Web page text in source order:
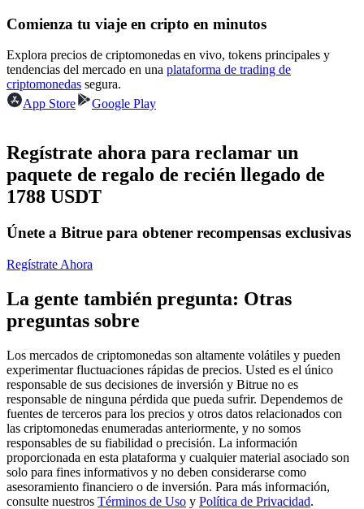
Futuros del USDC
Futuros que utilizan USDC como garantía
Copiar Trading
Únete a los mejores traders
Conviértete en un Trader de Copia
Disfruta del reparto de beneficios y comisiones de copy trading
Comienza tu viaje en cripto en minutos
Explora precios de criptomonedas en vivo, tokens principales y
tendencias del mercado en una plataforma de trading de
criptomonedas segura.
App Store
Google Play
Regístrate ahora para reclamar un
paquete de regalo de recién llegado de
1788 USDT
Únete a Bitrue para obtener recompensas exclusivas
Regístrate Ahora
La gente también pregunta: Otras
preguntas sobre
Los mercados de criptomonedas son altamente volátiles y pueden
experimentar fluctuaciones rápidas de precios. Usted es el único
responsable de sus decisiones de inversión y Bitrue no es
responsable de ninguna pérdida que pueda sufrir. Dependemos de
fuentes de terceros para los precios y otros datos relacionados con
las criptomonedas enumeradas anteriormente, y no somos
responsables de su fiabilidad o precisión. La información
proporcionada en esta plataforma y cualquier material asociado son
solo para fines informativos y no deben considerarse como
asesoramiento financiero o de inversión. Para más información,
consulte nuestros Términos de Uso y Política de Privacidad.